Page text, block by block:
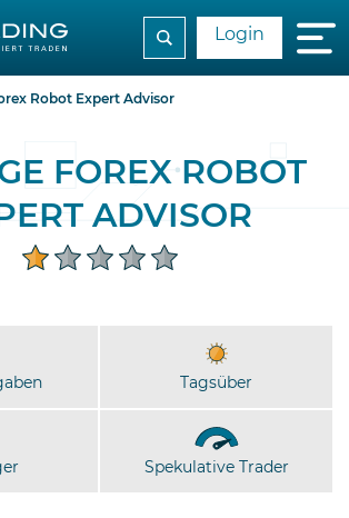
Login
Robot Expert Advisor
FOREX ROBOT
ADVISOR
Tagsüber
Spekulative Trader